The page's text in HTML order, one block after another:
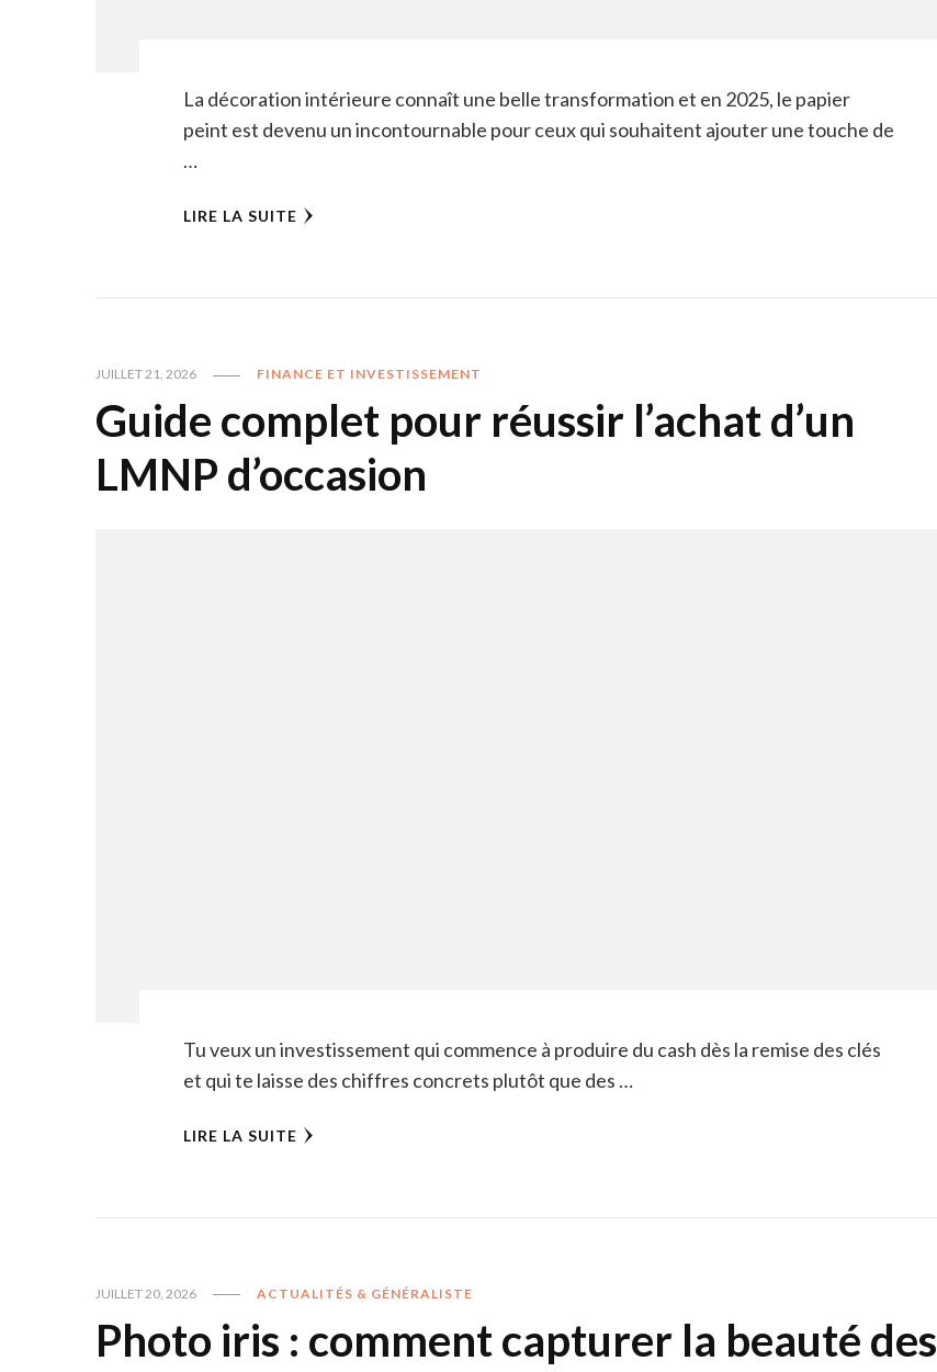
La décoration intérieure connaît une belle transformation et en 2025, le papier
peint est devenu un incontournable pour ceux qui souhaitent ajouter une touche de
…
LIRE LA SUITE
JUILLET 21, 2026 FINANCE ET INVESTISSEMENT
Guide complet pour réussir l’achat d’un
LMNP d’occasion
Tu veux un investissement qui commence à produire du cash dès la remise des clés
et qui te laisse des chiffres concrets plutôt que des …
LIRE LA SUITE
JUILLET 20, 2026 ACTUALITÉS & GÉNÉRALISTE
Photo iris : comment capturer la beauté des